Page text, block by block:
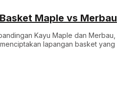
Maple vs Merbau
Kayu Maple dan Merbau,
lapangan basket yang